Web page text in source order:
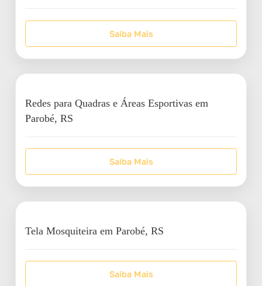
Saiba Mais
Redes para Quadras e Áreas Esportivas em
Parobé, RS
Saiba Mais
Tela Mosquiteira em Parobé, RS
Saiba Mais